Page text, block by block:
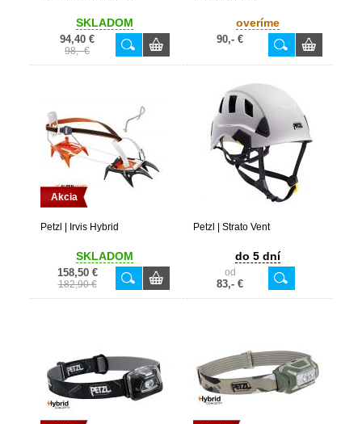
SKLADOM
94,40 €
98,- €
overíme
90,- €
Akcia
Petzl | Irvis Hybrid
SKLADOM
158,50 €
182,90 €
Petzl | Strato Vent
do 5 dní
od
83,- €